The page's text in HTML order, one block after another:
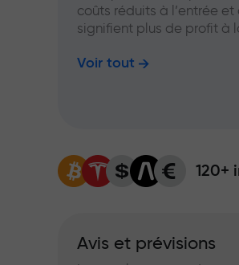
coûts réduits à l’entrée
signifient plus de profit à
Voir tout
120+
Avis et prévisions